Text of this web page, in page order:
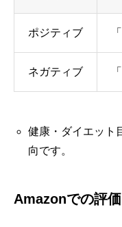
ポジティブ
ネガティブ
健康・ダイエット
向です。
Amazonでの評